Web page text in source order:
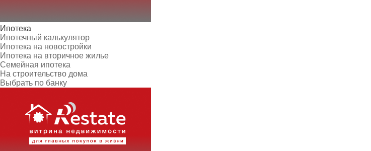
Ипотека
Ипотечный калькулятор
Ипотека на новостройки
Ипотека на вторичное жилье
Семейная ипотека
На строительство дома
Выбрать по банку